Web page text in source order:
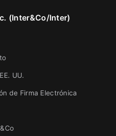
(Inter&Co/Inter)
UU.
de Firma Electrónica